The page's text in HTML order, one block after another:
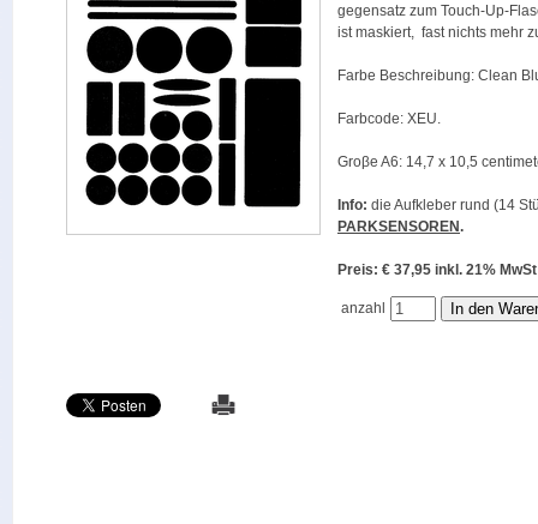
gegensatz zum Touch-Up-
ist maskiert, fast nichts mehr
Farbe Beschreibung: Clean
Farbcode: XEU.
Groβe A6: 14,7 x 10,5
Info: die Aufkleber rund (14
PARKSENSOREN.
Preis: € 37,95 inkl. 21%
anzahl